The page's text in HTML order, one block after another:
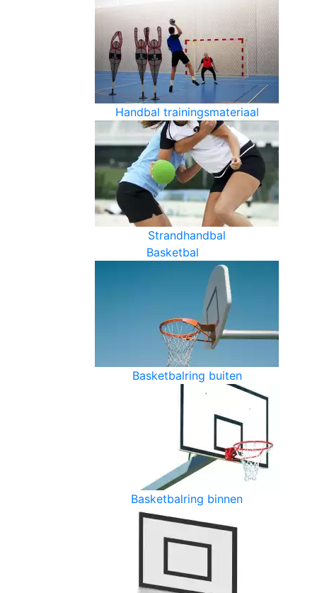
Handbal trainingsmateriaal
Strandhandbal
Basketbal
Basketbalring buiten
Basketbalring binnen